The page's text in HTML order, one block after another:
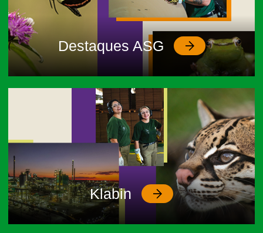
Destaques ASG
Klabin